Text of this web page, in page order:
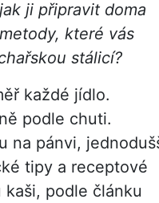
ji připravit doma
které vás
stálicí?
každé jídlo.
podle chuti.
na pánvi,
tipy a receptové
podle článku